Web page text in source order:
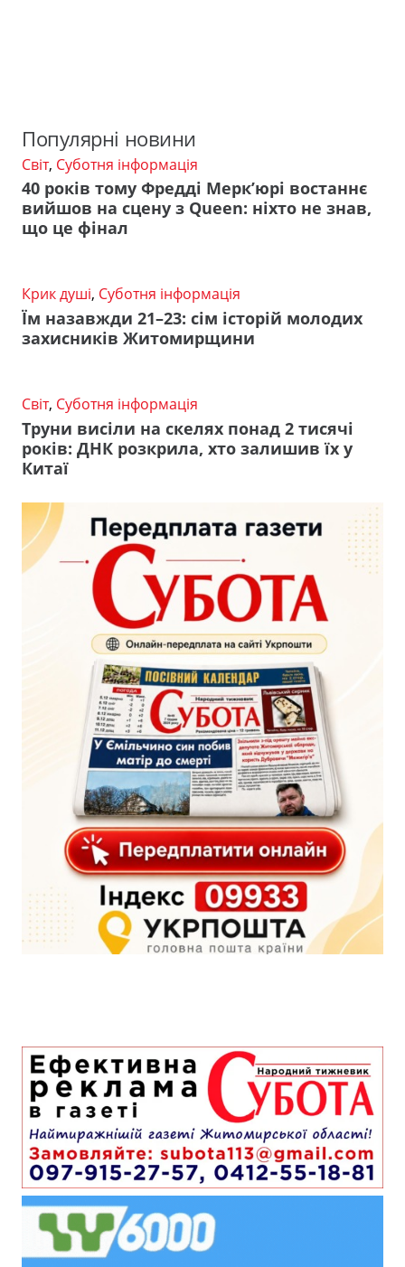
Популярні новини
Світ, Суботня інформація
40 років тому Фредді Мерк’юрі востаннє
вийшов на сцену з Queen: ніхто не знав,
що це фінал
Крик душі, Суботня інформація
Їм назавжди 21–23: сім історій молодих
захисників Житомирщини
Світ, Суботня інформація
Труни висіли на скелях понад 2 тисячі
років: ДНК розкрила, хто залишив їх у
Китаї